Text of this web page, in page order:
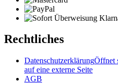
Rechtliches
DatenschutzerklärungÖffnet
auf eine externe Seite
AGB